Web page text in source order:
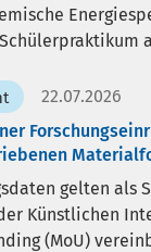
22.07.2026
gelten als
Künstlichen
(MoU)